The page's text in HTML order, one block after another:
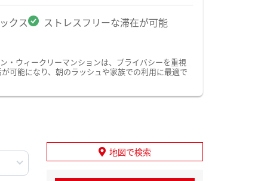
クス ストレスフリーな滞在が可能
・ウィークリーマンションは、プライバシーを重視
可能になり、朝のラッシュや家族での利用に最適で
地図で検索